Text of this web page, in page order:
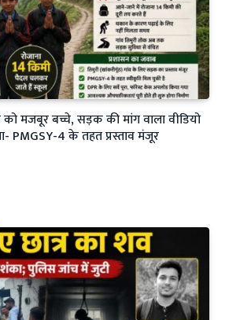
मजबूर बच्चे, सड़क की मांग वाला वीडियो
PMGSY-4 के तहत प्रस्ताव मंजूर